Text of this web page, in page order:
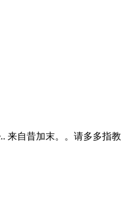
来自昔加末。。请多多指教